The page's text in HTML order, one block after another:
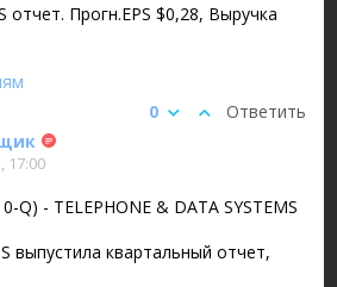
отчет. Прогн.EPS $0,28, Выручка
Ответить
0
17:00
Q) - TELEPHONE & DATA SYSTEMS
выпустила квартальный отчет,